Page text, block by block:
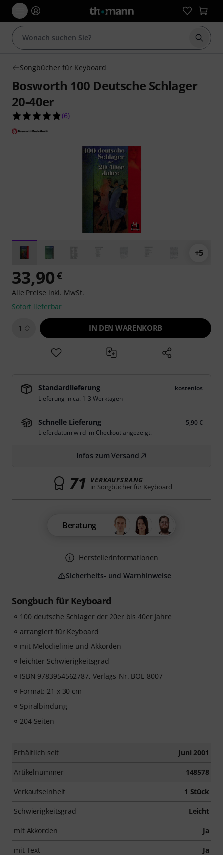
Suche
Songbücher für Keyboard
Bosworth 100 Deutsche Schlager
20-40er
4.8 von 5 Sternen aus 6 Kundenbewertungen
(6)
+5
Songbuch für Keyboard
100 deutsche Schlager der 20er bis 40er Jahre
arrangiert für Keyboard
mit Melodielinie und Akkorden
leichter Schwierigkeitsgrad
ISBN 9783954562787, Verlags-Nr. BOE 8007
Format: 21 x 30 cm
Spiralbindung
204 Seiten
Erhältlich seit Juni 2001
Artikelnummer 148578
Verkaufseinheit 1 Stück
Schwierigkeitsgrad Leicht
mit Akkorden Ja
mit Text Ja
33,90€
Alle Preise inkl. MwSt.
Sofort lieferbar
1 IN DEN WARENKORB
Standardlieferung
kostenlos
Lieferung in ca. 1-3 Werktagen
Schnelle Lieferung
5,90 €
Lieferdatum wird im Checkout angezeigt.
Infos zum Versand
71 VERKAUFSRANG
in Songbücher für Keyboard
Beratung
Herstellerinformationen
Sicherheits- und Warnhinweise